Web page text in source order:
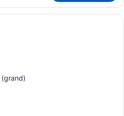
Une cuisine moderne avec un